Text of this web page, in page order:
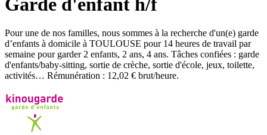
Pour une de nos familles, nous sommes à la recherche d'un(e) garde
d’enfants à domicile à TOULOUSE pour 14 heures de travail par
semaine pour garder 2 enfants, 2 ans, 4 ans. Tâches confiées : garde
d'enfants/baby-sitting, sortie de crèche, sortie d'école, jeux, toilette,
activités… Rémunération : 12,02 € brut/heure.